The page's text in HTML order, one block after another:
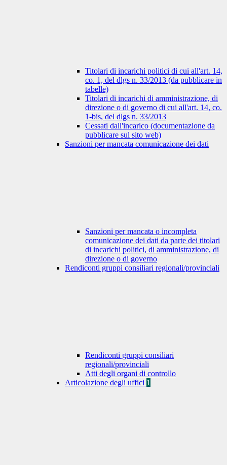
Titolari di incarichi politici di cui all'art. 14,
co. 1, del dlgs n. 33/2013 (da pubblicare in
tabelle)
Titolari di incarichi di amministrazione, di
direzione o di governo di cui all'art. 14, co.
1-bis, del dlgs n. 33/2013
Cessati dall'incarico (documentazione da
pubblicare sul sito web)
Sanzioni per mancata comunicazione dei dati
Sanzioni per mancata o incompleta
comunicazione dei dati da parte dei titolari
di incarichi politici, di amministrazione, di
direzione o di governo
Rendiconti gruppi consiliari regionali/provinciali
Rendiconti gruppi consiliari
regionali/provinciali
Atti degli organi di controllo
Articolazione degli uffici 1